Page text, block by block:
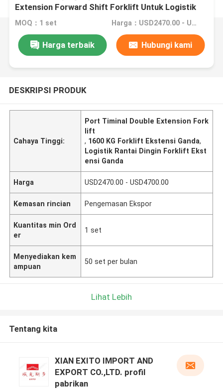
Extension Forward Shift Forklift Untuk Logistik
Rantai Dingin Dan Pelabuhan Timinal
MOQ：1 set Harga：USD2470.00 - USD4700.00
Harga terbaik Hubungi kami
DESKRIPSI PRODUK
Cahaya Tinggi:
Port Timinal Double Extension Fork
lift
, 1600 KG Forklift Ekstensi Ganda,
Logistik Rantai Dingin Forklift Ekst
ensi Ganda
Harga USD2470.00 - USD4700.00
Kemasan rincian Pengemasan Ekspor
Kuantitas min Ord
er
1 set
Menyediakan kem
ampuan
50 set per bulan
Lihat Lebih
Tentang kita
XIAN EXITO IMPORT AND
EXPORT CO.,LTD. profil
pabrikan